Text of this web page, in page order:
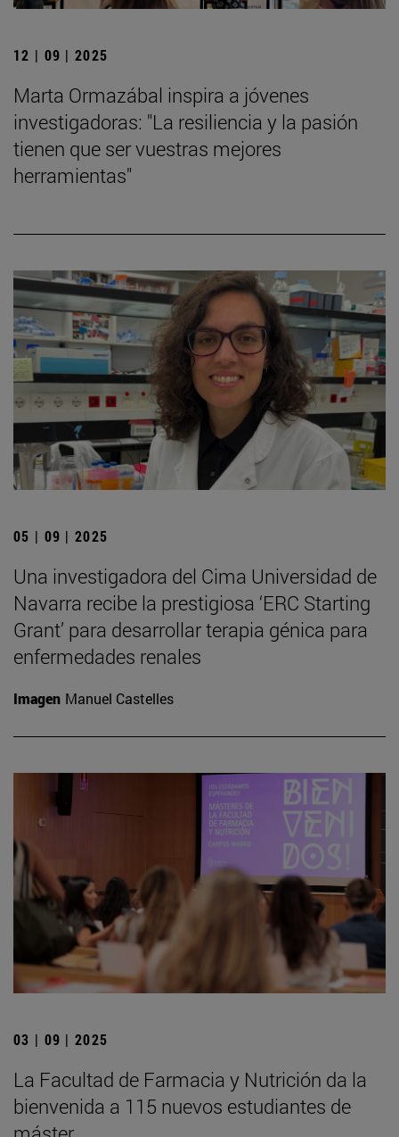
12 | 09 | 2025
Marta Ormazábal inspira a jóvenes
investigadoras: "La resiliencia y la pasión
tienen que ser vuestras mejores
herramientas"
05 | 09 | 2025
Una investigadora del Cima Universidad de
Navarra recibe la prestigiosa ‘ERC Starting
Grant’ para desarrollar terapia génica para
enfermedades renales
Imagen Manuel Castelles
03 | 09 | 2025
La Facultad de Farmacia y Nutrición da la
bienvenida a 115 nuevos estudiantes de